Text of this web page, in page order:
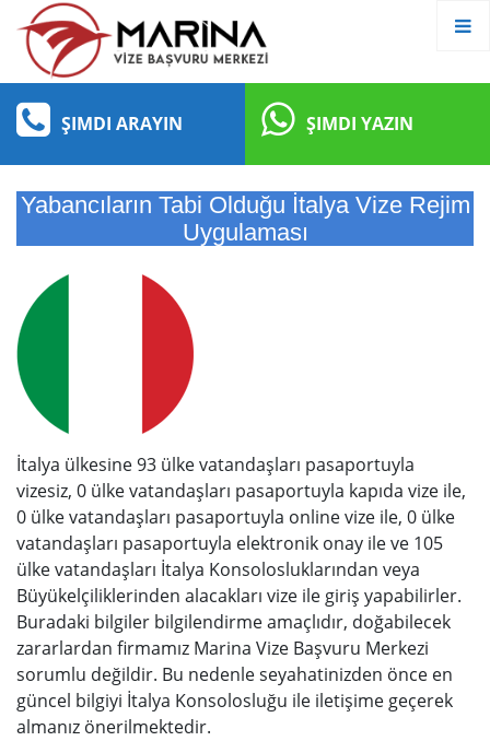
ŞIMDI ARAYIN ŞIMDI YAZIN
Yabancıların Tabi Olduğu İtalya Vize Rejim
Uygulaması
İtalya ülkesine 93 ülke vatandaşları pasaportuyla
vizesiz, 0 ülke vatandaşları pasaportuyla kapıda vize ile,
0 ülke vatandaşları pasaportuyla online vize ile, 0 ülke
vatandaşları pasaportuyla elektronik onay ile ve 105
ülke vatandaşları İtalya Konsolosluklarından veya
Büyükelçiliklerinden alacakları vize ile giriş yapabilirler.
Buradaki bilgiler bilgilendirme amaçlıdır, doğabilecek
zararlardan firmamız Marina Vize Başvuru Merkezi
sorumlu değildir. Bu nedenle seyahatinizden önce en
güncel bilgiyi İtalya Konsolosluğu ile iletişime geçerek
almanız önerilmektedir.